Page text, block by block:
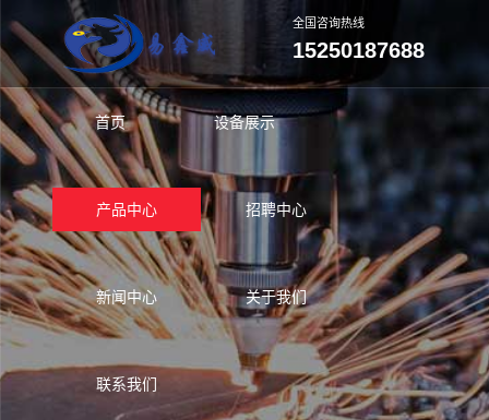
全国咨询热线
15250187688
首页 设备展示
产品中心 招聘中心
新闻中心 关于我们
联系我们